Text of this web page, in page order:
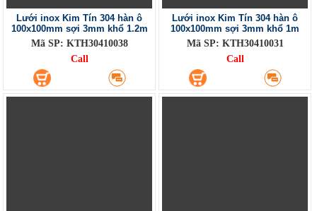
Lưới inox Kim Tín 304 hàn ô
100x100mm sợi 3mm khổ 1.2m
Mã SP: KTH30410038
Call
Lưới inox Kim Tín 304 hàn ô
100x100mm sợi 3mm khổ 1m
Mã SP: KTH30410031
Call